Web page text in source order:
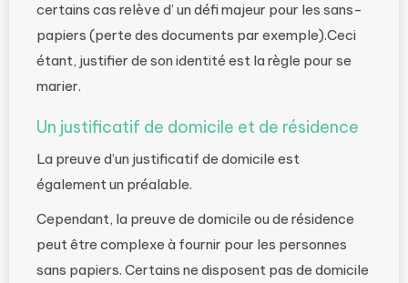
certains cas relève d’ un défi majeur pour les sans-
papiers (perte des documents par exemple).Ceci
étant, justifier de son identité est la règle pour se
marier.
Un justificatif de domicile et de résidence
La preuve d’un justificatif de domicile est
également un préalable.
Cependant, la preuve de domicile ou de résidence
peut être complexe à fournir pour les personnes
sans papiers. Certains ne disposent pas de domicile